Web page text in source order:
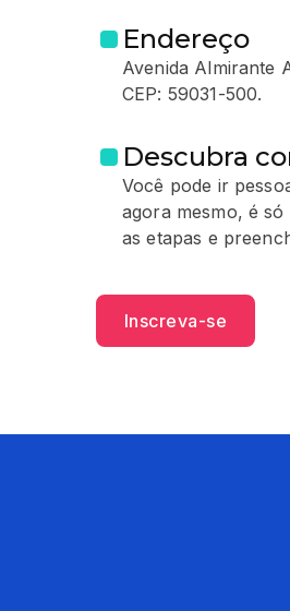
Endereço
Avenida Almirante
CEP: 59031-500.
Descubra
Você pode ir
agora mesmo, é
as etapas e
Inscreva-se